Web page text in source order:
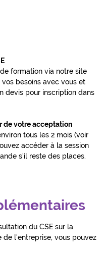
formation via notre site
besoins avec vous et
devis pour inscription dans
de votre acceptation
tous les 2 mois (voir
accéder à la session
s'il reste des places.
du CSE sur la
l'entreprise, vous pouvez